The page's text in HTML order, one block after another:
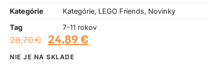
Kategórie
Kategórie, LEGO Friends, Novinky
Tag
7-11 rokov
28,70€ 24,89 €
NIE JE NA SKLADE